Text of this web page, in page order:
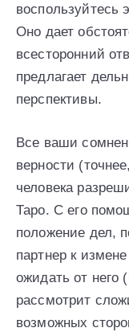
воспользуйтесь
Оно дает
всесторонний
предлагает
перспективы.
Все ваши
верности
человека
Таро. С его
положение дел,
партнер к
ожидать от
рассмотрит
возможных